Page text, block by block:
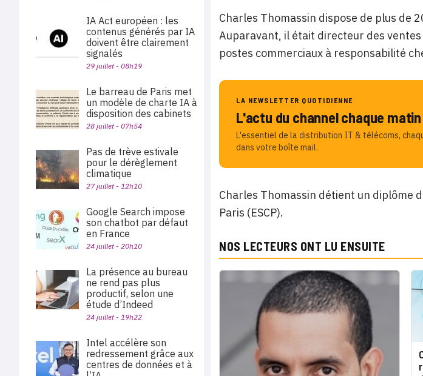
Charles Thomassin dispose de plus de
Auparavant, il était directeur des
postes commerciaux à responsabilité
LA NEWSLETTER QUOTIDIENNE
L'actu du channel chaque matin
L'essentiel de la distribution IT & télécoms,
dans votre boîte mail.
Charles Thomassin détient un diplôme
Paris (ESCP).
NOS LECTEURS ONT LU ENSUITE
IA Act européen : les
contenus générés par IA
doivent être clairement
signalés
29 juillet - 08h19
Le barreau de Paris met
un modèle de charte IA à
disposition des cabinets
28 juillet - 07h54
Pas de trève estivale
pour le dérèglement
climatique
27 juillet - 12h10
Google Search impose
son chatbot par défaut
en France
24 juillet - 20h10
La présence au bureau
ne rend pas plus
productif, selon une
étude d’Indeed
24 juillet - 19h22
Intel accélère son
redressement grâce aux
centres de données et à